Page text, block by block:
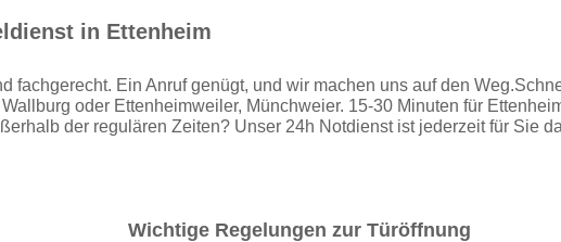
in Ettenheim
fachgerecht. Ein Anruf genügt, und wir machen uns auf den
oder Ettenheimweiler, Münchweier. 15-30 Minuten für
ßerhalb der regulären Zeiten? Unser 24h Notdienst ist jederzeit für Sie
Wichtige Regelungen zur Türöffnung